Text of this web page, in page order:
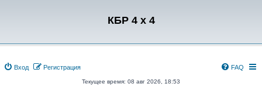
КБР 4 x 4
Вход Регистрация FAQ
Текущее время: 08 авг 2026, 18:53